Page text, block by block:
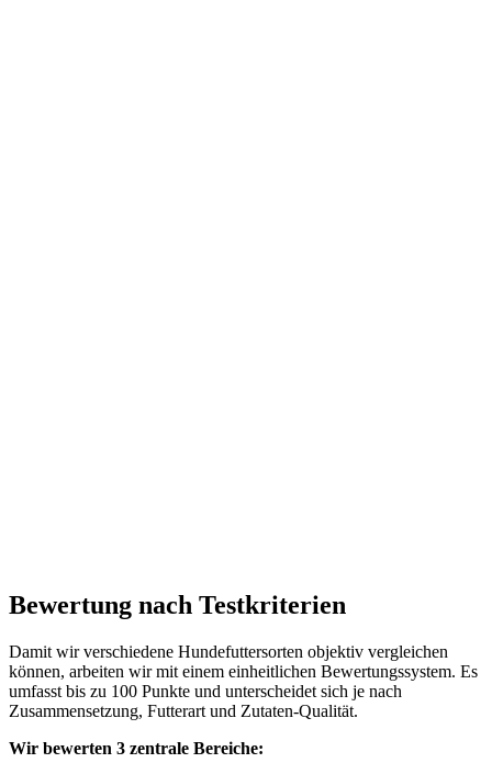
Bewertung nach Testkriterien
Damit wir verschiedene Hundefuttersorten objektiv vergleichen
können, arbeiten wir mit einem einheitlichen Bewertungssystem. Es
umfasst bis zu 100 Punkte und unterscheidet sich je nach
Zusammensetzung, Futterart und Zutaten-Qualität.
Wir bewerten 3 zentrale Bereiche: